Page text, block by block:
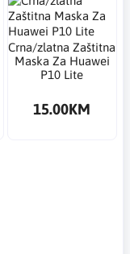
Crna/zlatna Zaštitna
Maska Za Huawei
P10 Lite
15.00KM